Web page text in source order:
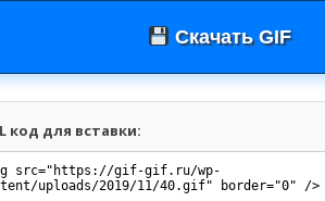
Скачать GIF
код для вставки: